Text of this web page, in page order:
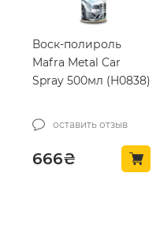
Воск-полироль
Mafra Metal Car
Spray 500мл (H0838)
оставить отзыв
666₴